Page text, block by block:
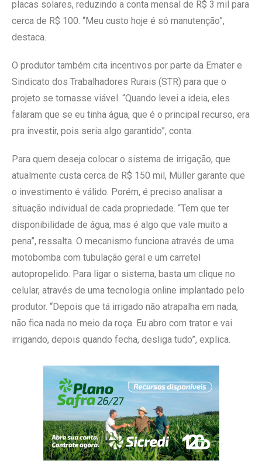
placas solares, reduzindo a conta mensal de R$ 3 mil para
cerca de R$ 100. “Meu custo hoje é só manutenção”,
destaca.
O produtor também cita incentivos por parte da Emater e
Sindicato dos Trabalhadores Rurais (STR) para que o
projeto se tornasse viável. “Quando levei a ideia, eles
falaram que se eu tinha água, que é o principal recurso, era
pra investir, pois seria algo garantido”, conta.
Para quem deseja colocar o sistema de irrigação, que
atualmente custa cerca de R$ 150 mil, Müller garante que
o investimento é válido. Porém, é preciso analisar a
situação individual de cada propriedade. “Tem que ter
disponibilidade de água, mas é algo que vale muito a
pena”, ressalta. O mecanismo funciona através de uma
motobomba com tubulação geral e um carretel
autopropelido. Para ligar o sistema, basta um clique no
celular, através de uma tecnologia online implantado pelo
produtor. “Depois que tá irrigado não atrapalha em nada,
não fica nada no meio da roça. Eu abro com trator e vai
irrigando, depois quando fecha, desliga tudo”, explica.